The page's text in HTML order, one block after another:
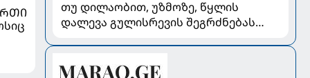
თუ დილაობით, უზმოზე, წყლის
დალევა გულისრევის შეგრძნებას